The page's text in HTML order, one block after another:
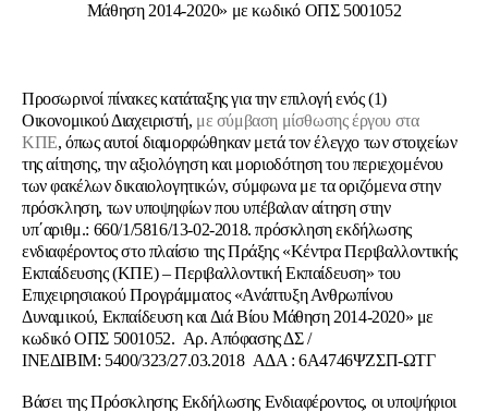
Μάθηση 2014-2020» με κωδικό ΟΠΣ 5001052
Προσωρινοί πίνακες κατάταξης για την επιλογή ενός (1)
Οικονομικού Διαχειριστή, με σύμβαση μίσθωσης έργου στα
ΚΠΕ, όπως αυτοί διαμορφώθηκαν μετά τον έλεγχο των στοιχείων
της αίτησης, την αξιολόγηση και μοριοδότηση του περιεχομένου
των φακέλων δικαιολογητικών, σύμφωνα με τα οριζόμενα στην
πρόσκληση, των υποψηφίων που υπέβαλαν αίτηση στην
υπ΄αριθμ.: 660/1/5816/13-02-2018. πρόσκληση εκδήλωσης
ενδιαφέροντος στο πλαίσιο της Πράξης «Κέντρα Περιβαλλοντικής
Εκπαίδευσης (ΚΠΕ) – Περιβαλλοντική Εκπαίδευση» του
Επιχειρησιακού Προγράμματος «Ανάπτυξη Ανθρωπίνου
Δυναμικού, Εκπαίδευση και Διά Βίου Μάθηση 2014-2020» με
κωδικό ΟΠΣ 5001052. Αρ. Απόφασης ΔΣ /
ΙΝΕΔΙΒΙΜ: 5400/323/27.03.2018 ΑΔΑ : 6Α4746ΨΖΣΠ-ΩΤΓ
Βάσει της Πρόσκλησης Εκδήλωσης Ενδιαφέροντος, οι υποψήφιοι